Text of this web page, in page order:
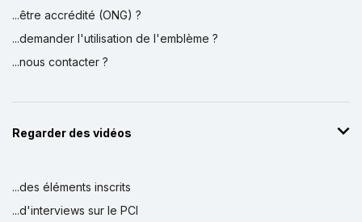
...être accrédité (ONG) ?
...demander l'utilisation de l'emblème ?
...nous contacter ?
Regarder des vidéos
...des éléments inscrits
...d'interviews sur le PCI